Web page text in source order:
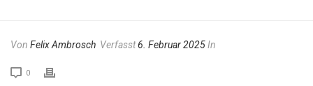
Von Felix Ambrosch Verfasst6. Februar 2025In
0